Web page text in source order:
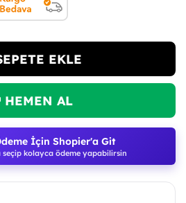
EKLE
HEMEN AL
İçin Shopier'a Git
seçip kolayca ödeme yapabilirsin